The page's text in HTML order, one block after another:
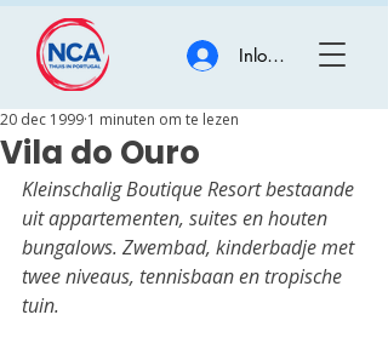
Inloggen
Vila do Ouro
20 dec 1999 1 minuten om te lezen
Kleinschalig Boutique Resort bestaande
uit appartementen, suites en houten
bungalows. Zwembad, kinderbadje met
twee niveaus, tennisbaan en tropische
tuin.